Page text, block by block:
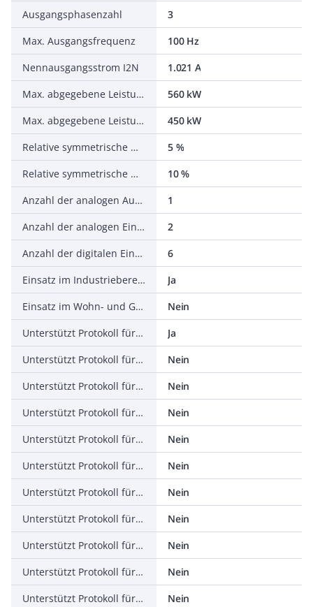
Ausgangsphasenzahl
3
Max. Ausgangsfrequenz
100 Hz
Nennausgangsstrom I2N
1.021 A
Max. abgegebene Leistung bei quadrat. Belastung bei Bemessungsausgangsspannung
560 kW
Max. abgegebene Leistung bei linearer Belastung bei Bemessungsausgangsspannung
450 kW
Relative symmetrische Netzfrequenztoleranz
5 %
Relative symmetrische Netzspannungstoleranz
10 %
Anzahl der analogen Ausgänge
1
Anzahl der analogen Eingänge
2
Anzahl der digitalen Eingänge
6
Einsatz im Industriebereich zulässig
Ja
Einsatz im Wohn- und Gewerbebereich zulässig
Nein
Unterstützt Protokoll für TCP/IP
Ja
Unterstützt Protokoll für PROFIBUS
Nein
Unterstützt Protokoll für CAN
Nein
Unterstützt Protokoll für INTERBUS
Nein
Unterstützt Protokoll für ASI
Nein
Unterstützt Protokoll für KNX
Nein
Unterstützt Protokoll für Modbus
Nein
Unterstützt Protokoll für Data-Highway
Nein
Unterstützt Protokoll für DeviceNet
Nein
Unterstützt Protokoll für SUCONET
Nein
Unterstützt Protokoll für LON
Nein